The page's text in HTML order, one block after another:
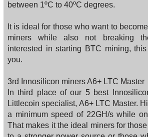
between 1ºC to 40ºC degrees.
It is ideal for those who want to
miners while also not breaking
interested in starting BTC mining,
you.
3rd Innosilicon miners A6+ LTC Master
In third place of our 5 best
Littlecoin specialist, A6+ LTC Master.
a minimum speed of 22GH/s while
That makes it the ideal miners for